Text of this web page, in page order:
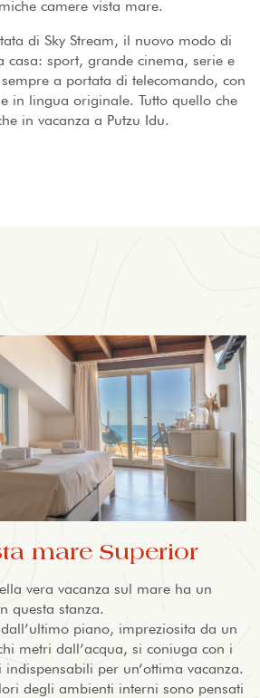
camere vista mare.
di Sky Stream, il nuovo modo di
casa: sport, grande cinema, serie e
a portata di telecomando, con
in lingua originale. Tutto quello che
in vacanza a Putzu Idu.
mare Superior
vera vacanza sul mare ha un
questa stanza.
piano, impreziosita da un
metri dall’acqua, si coniuga con i
per un’ottima vacanza.
degli ambienti interni sono pensati